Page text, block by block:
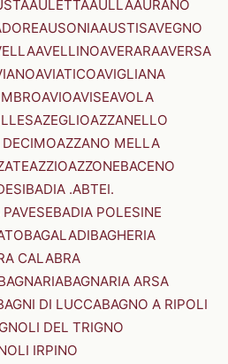
AULETTAAULLAAURANO
AUSONIAAUSTISAVEGNO
AVELLINOAVERARAAVERSA
AVIATICOAVIGLIANA
AVIOAVISEAVOLA
AZEGLIOAZZANELLO
AZZANO MELLA
AZZIOAZZONEBACENO
BADIA .ABTEI.
BADIA POLESINE
BAGALADIBAGHERIA
CALABRA
BAGNARIA ARSA
DI LUCCABAGNO A RIPOLI
DEL TRIGNO
IRPINO